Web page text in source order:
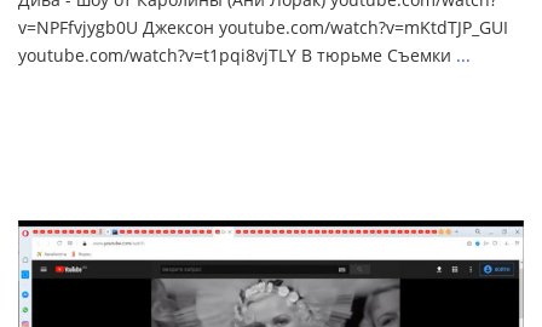
v=NPFfvjygb0U Джексон youtube.com/watch?v=mKtdTJP_GUI
youtube.com/watch?v=t1pqi8vjTLY В тюрьме Съемки ...